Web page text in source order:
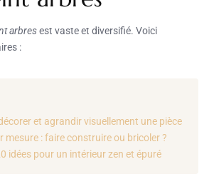
arbresest vaste et diversifié. Voici
:
et agrandir visuellement une pièce
mesure : faire construire ou bricoler ?
idées pour un intérieur zen et épuré